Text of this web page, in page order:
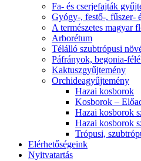
Fa- és cserjefajták
Gyógy-, festő-, fűszer-
A természetes magyar
Arborétum
Télálló szubtrópusi
Páfrányok, begonia-
Kaktuszgyűjtemény
Orchideagyűjtemény
Hazai kosborok
Kosborok –
Hazai kosborok
Hazai kosborok
Trópusi,
Elérhetőségeink
Nyitvatartás